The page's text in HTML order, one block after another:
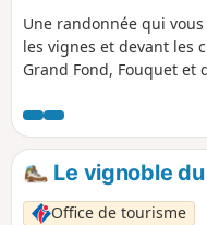
Une randonnée qui
les vignes et devant les
Grand Fond, Fouquet et
Le vignoble
Office de tourisme